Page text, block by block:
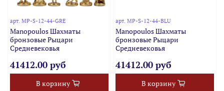
арт.MP-S-12-44-GRE
Manopoulos Шахматы
бронзовые Рыцари
Средневековья
41412.00 руб
В корзину
арт. MP-S-12-44-BLU
Manopoulos Шахматы
бронзовые Рыцари
Средневековья
41412.00 руб
В корзину